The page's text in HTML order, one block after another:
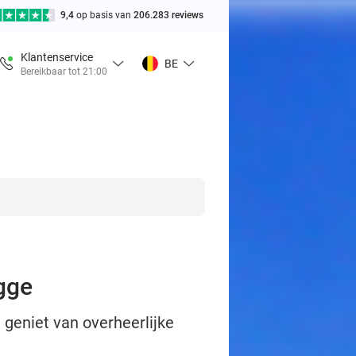
9,4 op basis van 206.283 reviews
Klantenservice
Bereikbaar tot 21:00
BE
van overheerlijke